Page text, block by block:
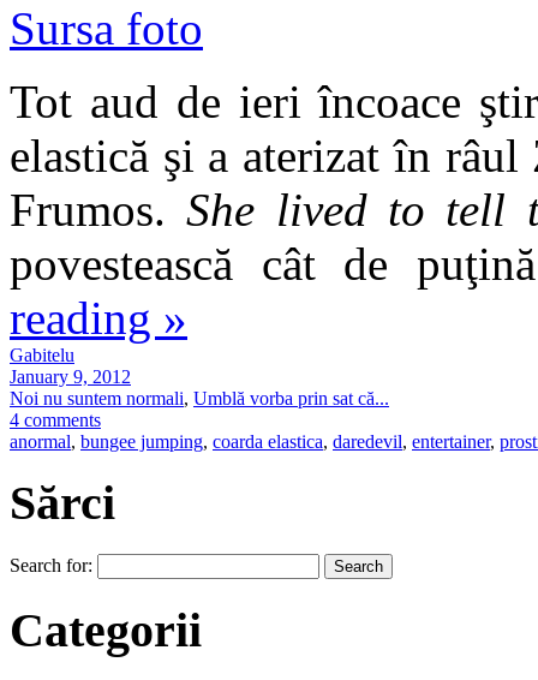
Sursa foto
Tot aud de ieri încoace
elastică şi a aterizat în râul
Frumos.She lived to tell
povestească cât de
reading »
Gabitelu
January 9, 2012
Noi nu suntem normali, Umblă vorba prin sat că...
4 comments
anormal, bungee jumping, coarda elastica, daredevil, entertainer,
Sărci
Search for:
Categorii